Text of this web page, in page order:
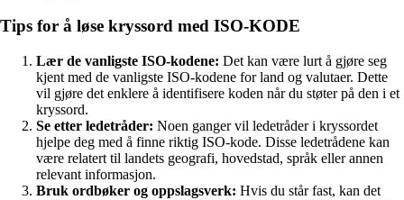
Tips for å løse kryssord med ISO-KODE
Lær de vanligste ISO-kodene: Det kan være lurt å gjøre seg
kjent med de vanligste ISO-kodene for land og valutaer. Dette
vil gjøre det enklere å identifisere koden når du støter på den i et
kryssord.
Se etter ledetråder: Noen ganger vil ledetråder i kryssordet
hjelpe deg med å finne riktig ISO-kode. Disse ledetrådene kan
være relatert til landets geografi, hovedstad, språk eller annen
relevant informasjon.
Bruk ordbøker og oppslagsverk: Hvis du står fast, kan det